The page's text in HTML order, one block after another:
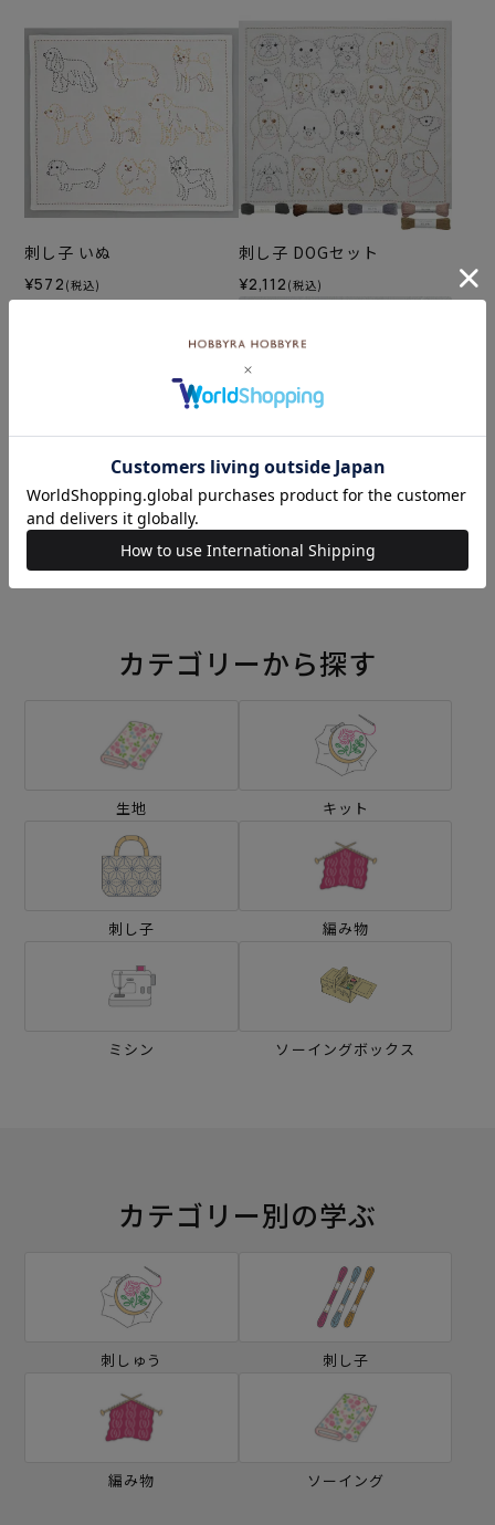
刺し子 いぬ
¥572 (税込)
刺し子 DOGセット
¥2,112 (税込)
刺し子 ミッキーマウス
¥792
刺し子 ミックスベリー
カテゴリーから探す
生地 キット
刺し子 編み物
ミシン ソーイングボックス
カテゴリー別の学ぶ
刺しゅう 刺し子
編み物 ソーイング